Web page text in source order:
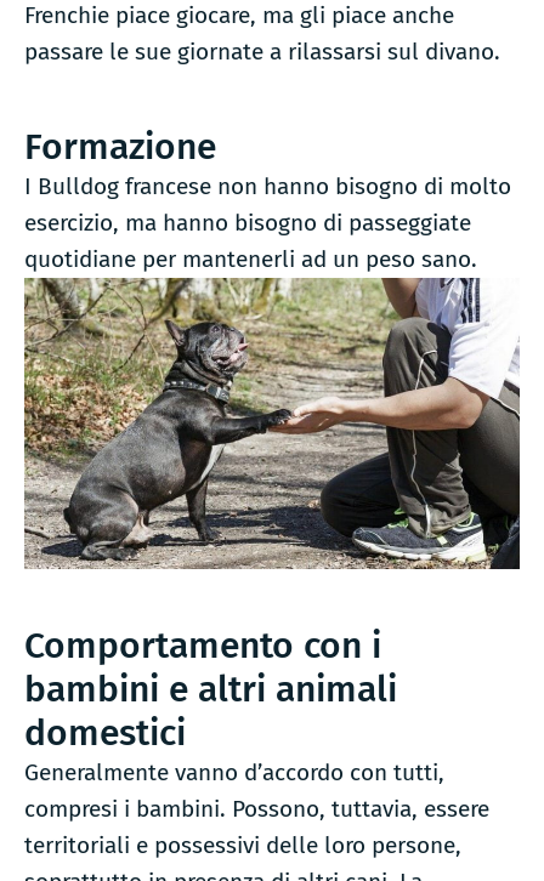
Frenchie piace giocare, ma gli piace anche
passare le sue giornate a rilassarsi sul divano.
Formazione
I Bulldog francese non hanno bisogno di molto
esercizio, ma hanno bisogno di passeggiate
quotidiane per mantenerli ad un peso sano.
Comportamento con i
bambini e altri animali
domestici
Generalmente vanno d’accordo con tutti,
compresi i bambini. Possono, tuttavia, essere
territoriali e possessivi delle loro persone,